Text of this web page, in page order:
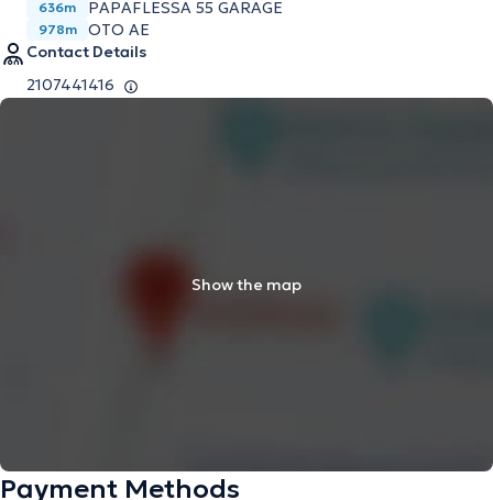
636m PAPAFLESSA 55 GARAGE
978m
OTO AE
Contact Details
2107441416
Show the map
Payment Methods